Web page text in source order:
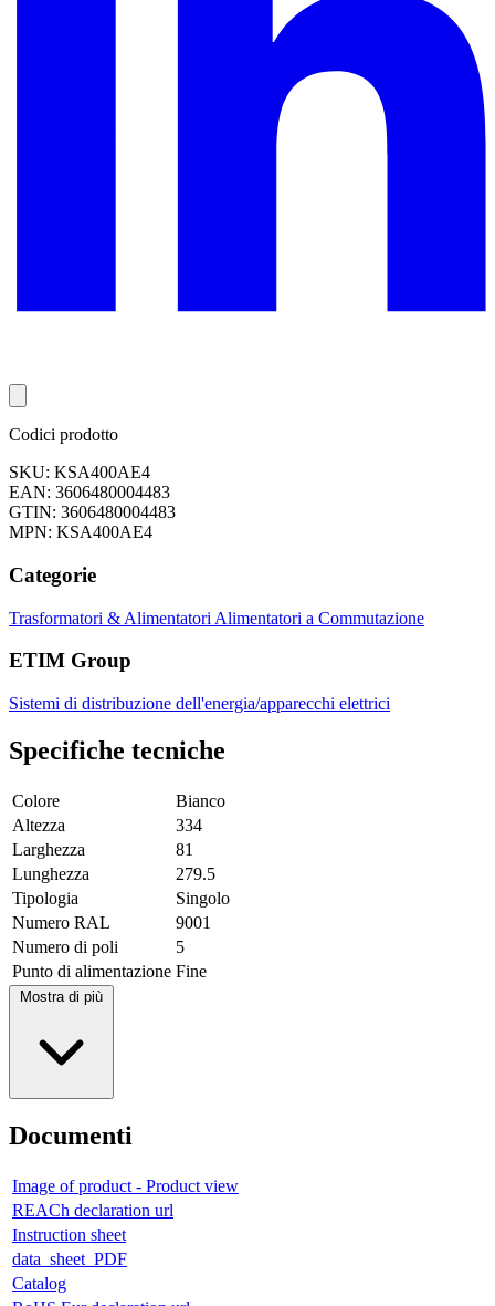
Codici prodotto
SKU: KSA400AE4
EAN: 3606480004483
GTIN: 3606480004483
MPN: KSA400AE4
Categorie
Trasformatori & Alimentatori Alimentatori a Commutazione
ETIM Group
Sistemi di distribuzione dell'energia/apparecchi elettrici
Specifiche tecniche
Colore
Bianco
Altezza
334
Larghezza
81
Lunghezza
279.5
Tipologia
Singolo
Numero RAL
9001
Numero di poli
5
Punto di alimentazione Fine
Mostra di più
Documenti
Image of product - Product view
REACh declaration url
Instruction sheet
data_sheet_PDF
Catalog